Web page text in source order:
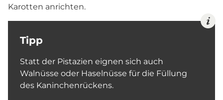
Karotten anrichten.
Tipp
Statt der Pistazien eignen sich auch
Walnüsse oder Haselnüsse für die Füllung
des Kaninchenrückens.